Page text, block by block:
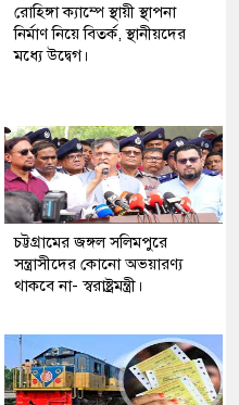
রোহিঙ্গা ক্যাম্পে স্থায়ী স্থাপনা
নির্মাণ নিয়ে বিতর্ক, স্থানীয়দের
মধ্যে উদ্বেগ।
চট্টগ্রামের জঙ্গল সলিমপুরে
সন্ত্রাসীদের কোনো অভয়ারণ্য
থাকবে না- স্বরাষ্ট্রমন্ত্রী।